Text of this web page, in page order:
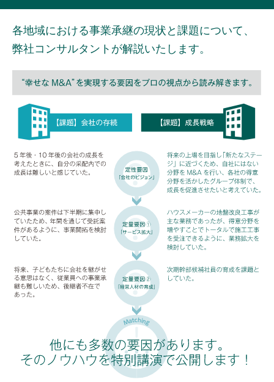
各地域における事業承継の現状と課題について、
弊社コンサルタントが解説いたします。